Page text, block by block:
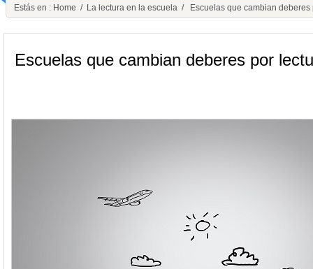
Estás en : Home / La lectura en la escuela / Escuelas que cambian deberes
Escuelas que cambian deberes por